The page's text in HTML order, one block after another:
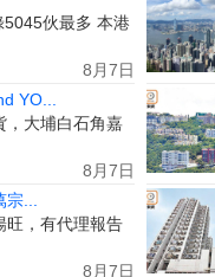
伙最多 本港
8月7日
YO...
，大埔白石角嘉
8月7日
...
旺，有代理報告
8月7日